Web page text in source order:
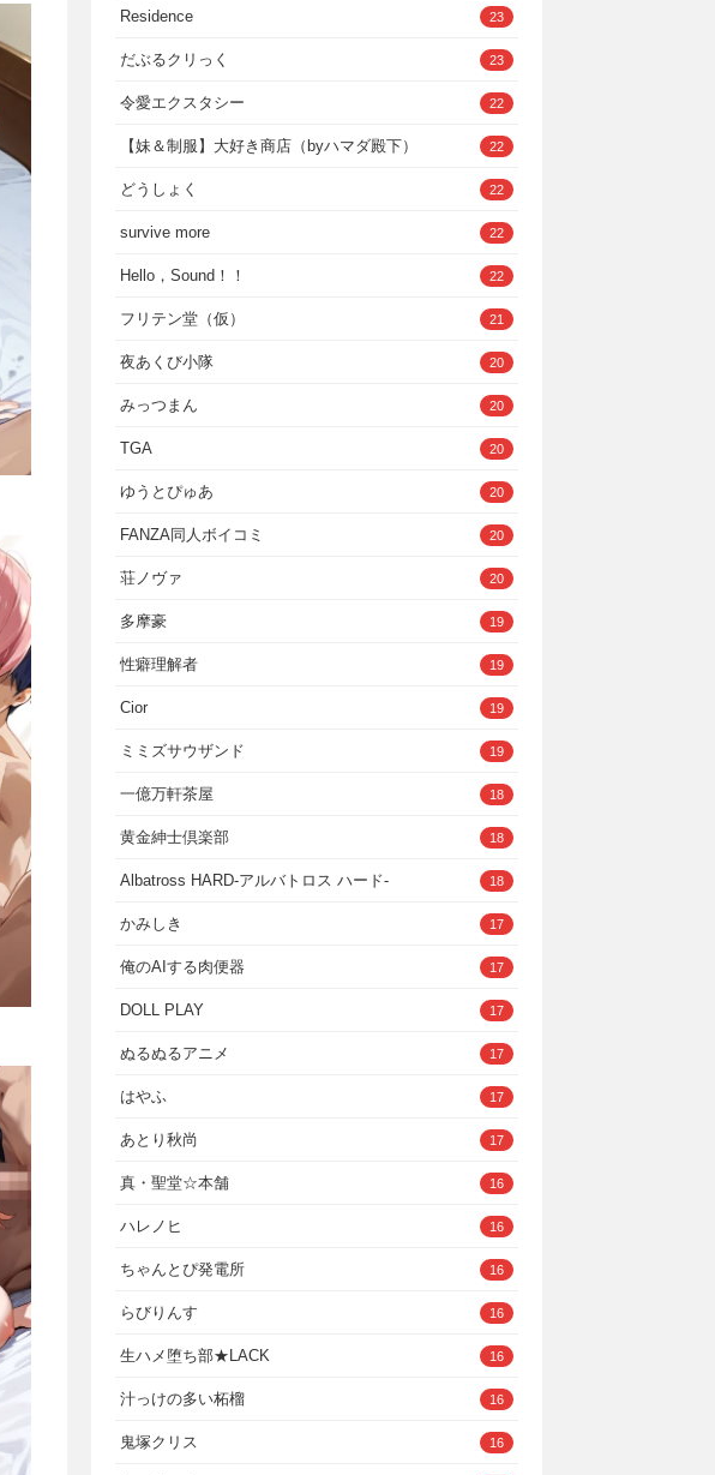
Residence 23
だぶるクリっく 23
令愛エクスタシー 22
【妹＆制服】大好き商店（byハマダ殿下） 22
どうしょく 22
survive more 22
Hello，Sound！！ 22
フリテン堂（仮） 21
夜あくび小隊 20
みっつまん 20
TGA 20
ゆうとぴゅあ 20
FANZA同人ボイコミ 20
荘ノヴァ 20
多摩豪 19
性癖理解者 19
Cior 19
ミミズサウザンド 19
一億万軒茶屋 18
黄金紳士倶楽部 18
Albatross HARD‐アルバトロス ハード‐ 18
かみしき 17
俺のAIする肉便器 17
DOLL PLAY 17
ぬるぬるアニメ 17
はやふ 17
あとり秋尚 17
真・聖堂☆本舗 16
ハレノヒ 16
ちゃんとぴ発電所 16
らびりんす 16
生ハメ堕ち部★LACK 16
汁っけの多い柘榴 16
鬼塚クリス 16